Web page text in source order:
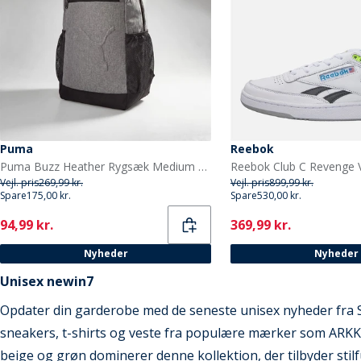
Puma
Puma Buzz Heather Rygsæk Medium Grey Heather
Vejl. pris269,99 kr.
Spare175,00 kr.
Current
94,99 kr.
Nyheder
Reebok
Vejl. pris899,99 kr.
Spare530,00 kr.
Current
369,99 kr.
Nyheder
Unisex newin7
Opdater din garderobe med de seneste unisex nyheder
sneakers, t-shirts og veste fra populære mærker som
beige og grøn dominerer denne kollektion, der tilbyder